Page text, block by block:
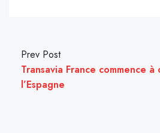
Prev Post
Transavia France commence
l’Espagne